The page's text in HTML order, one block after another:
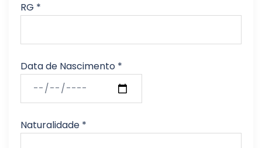
RG *
Data de Nascimento *
Naturalidade *